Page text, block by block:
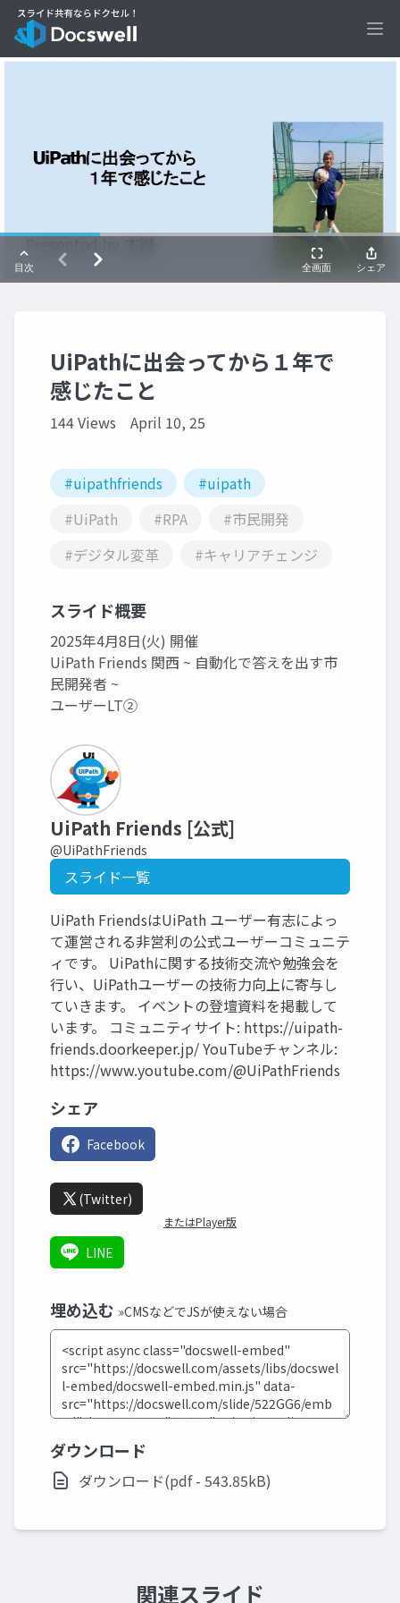
UiPathに出会ってから１年で
感じたこと
144 Views April 10, 25
#uipathfriends
#uipath
#UiPath
#RPA
#市民開発
#デジタル変革
#キャリアチェンジ
スライド概要
2025年4月8日(火) 開催
UiPath Friends 関西 ~ 自動化で答えを出す市
民開発者 ~
ユーザーLT②
UiPath Friends [公式]
@UiPathFriends
スライド一覧
UiPath FriendsはUiPath ユーザー有志によっ
て運営される非営利の公式ユーザーコミュニテ
ィです。 UiPathに関する技術交流や勉強会を
行い、UiPathユーザーの技術力向上に寄与し
ていきます。 イベントの登壇資料を掲載して
います。 コミュニティサイト: https://uipath-
friends.doorkeeper.jp/ YouTubeチャンネル:
https://www.youtube.com/@UiPathFriends
シェア
Facebook
(Twitter)
またはPlayer版
LINE
埋め込む »CMSなどでJSが使えない場合
ダウンロード
ダウンロード(pdf - 543.85kB)
関連スライド